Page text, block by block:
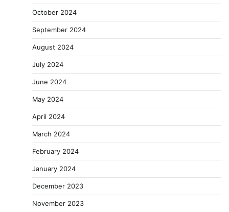
October 2024
September 2024
August 2024
July 2024
June 2024
May 2024
April 2024
March 2024
February 2024
January 2024
December 2023
November 2023